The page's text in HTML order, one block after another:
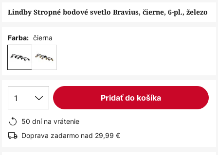
Lindby Stropné bodové svetlo Bravius, čierne, 6-pl., železo
Farba: čierna
1 Pridať do košíka
50 dní na vrátenie
Doprava zadarmo nad 29,99 €